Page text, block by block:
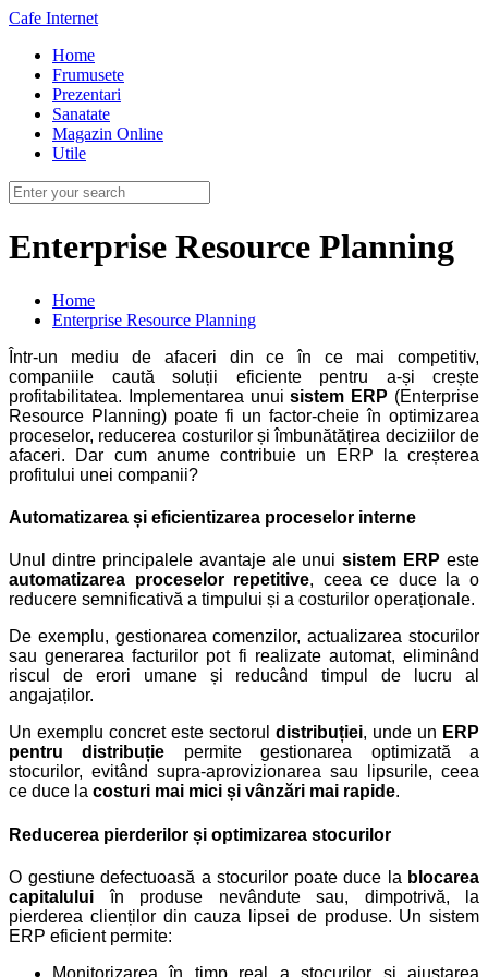
Cafe Internet
Home
Frumusete
Prezentari
Sanatate
Magazin Online
Utile
Enterprise Resource Planning
Home
Enterprise Resource Planning
Într-un mediu de afaceri din ce în ce mai competitiv,
companiile caută soluții eficiente pentru a-și crește
profitabilitatea. Implementarea unuisistem ERP (Enterprise
Resource Planning) poate fi un factor-cheie în optimizarea
proceselor, reducerea costurilor și îmbunătățirea deciziilor de
afaceri. Dar cum anume contribuie un ERP la creșterea
profitului unei companii?
Automatizarea și eficientizarea proceselor interne
Unul dintre principalele avantaje ale unuisistem ERP este
automatizarea proceselor repetitive, ceea ce duce la o
reducere semnificativă a timpului și a costurilor operaționale.
De exemplu, gestionarea comenzilor, actualizarea stocurilor
sau generarea facturilor pot fi realizate automat, eliminând
riscul de erori umane și reducând timpul de lucru al
angajaților.
Un exemplu concret este sectorul distribuției, unde un ERP
pentru distribuție permite gestionarea optimizată a
stocurilor, evitând supra-aprovizionarea sau lipsurile, ceea
ce duce la costuri mai mici și vânzări mai rapide.
Reducerea pierderilor și optimizarea stocurilor
O gestiune defectuoasă a stocurilor poate duce la blocarea
capitalului în produse nevândute sau, dimpotrivă, la
pierderea clienților din cauza lipsei de produse. Un sistem
ERP eficient permite:
Monitorizarea în timp real a stocurilor și ajustarea